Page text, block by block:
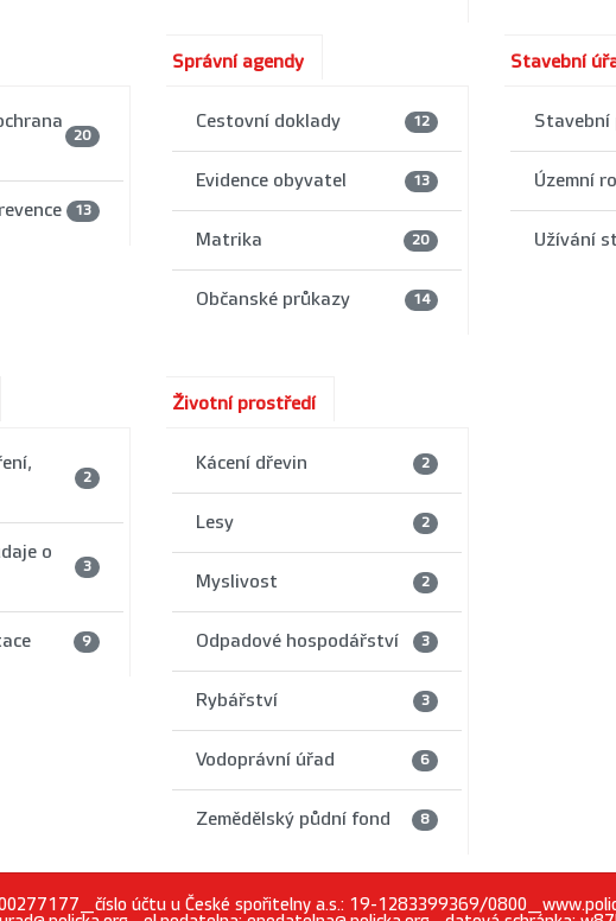
20
13
Správní agendy
Cestovní doklady 12
Evidence obyvatel 13
Matrika 20
Občanské průkazy 14
Stavební
Stavební
Územní
Užívání
2
o
3
9
Životní prostředí
Kácení dřevin 2
Lesy 2
Myslivost 2
Odpadové hospodářství 3
Rybářství 3
Vodoprávní úřad 6
Zemědělský půdní fond 8
účtu u České spořitelny a.s.: 19-1283399369/